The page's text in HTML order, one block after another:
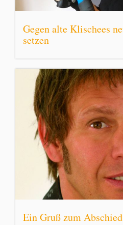
Gegen alte Klischees
setzen
Ein Gruß zum Abschied